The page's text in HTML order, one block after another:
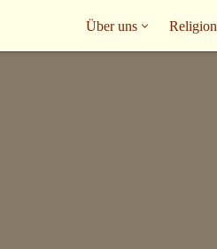
Über uns Religion